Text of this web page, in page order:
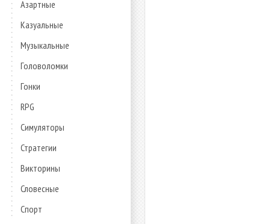
Азартные
Казуальные
Музыкальные
Головоломки
Гонки
RPG
Симуляторы
Стратегии
Викторины
Словесные
Спорт